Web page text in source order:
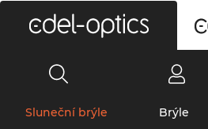
Sluneční brýle Brýle